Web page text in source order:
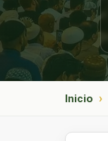
Inicio